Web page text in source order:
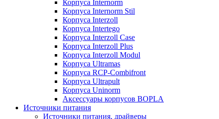
Корпуса Internorm
Корпуса Internorm Stil
Корпуса Interzoll
Корпуса Intertego
Корпуса Interzoll Case
Корпуса Interzoll Plus
Корпуса Interzoll Modul
Корпуса Ultramas
Корпуса RCP-Combifront
Корпуса Ultrapult
Корпуса Uninorm
Аксессуары корпусов BOPLA
Источники питания
Источники питания, драйверы